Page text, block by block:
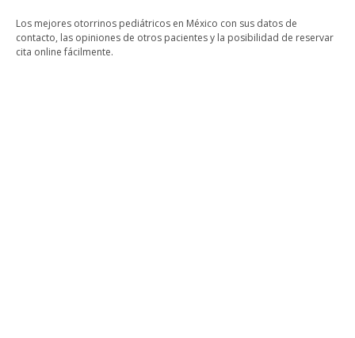
Los mejores otorrinos pediátricos en México con sus datos de
contacto, las opiniones de otros pacientes y la posibilidad de reservar
cita online fácilmente.